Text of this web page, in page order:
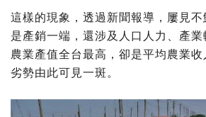
這樣的現象，透過新聞報導，屢見
是產銷一端，還涉及人口人力、產
農業產值全台最高，卻是平均農業
劣勢由此可見一斑。